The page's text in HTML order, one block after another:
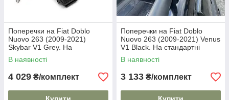
Поперечки на Fiat Doblo
Nuovo 263 (2009-2021)
Skybar V1 Grey. На
стандартні рейлінги. Замок
на ключах. Сірі
В наявності
4 029 ₴/комплект
Поперечки на Fiat Doblo
Nuovo 263 (2009-2021) Venus
V1 Black. На стандартні
рейлінги. Без замка. Чорні
В наявності
3 133 ₴/комплект